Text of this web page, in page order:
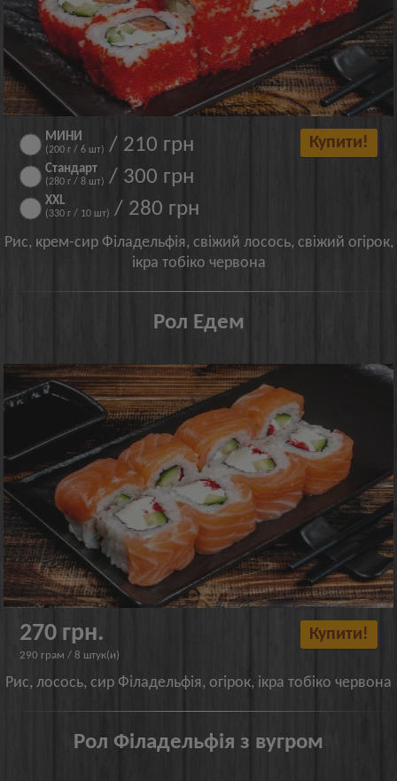
МИНИ
(200 г / 6 шт) / 210 грн
Стандарт
(280 г / 8 шт) / 300 грн
XXL
(330 г / 10 шт) / 280 грн
Купити!
Рис, крем-сир Філадельфія, свіжий лосось, свіжий огірок,
ікра тобіко червона
Рол Едем
270 грн.
290 грам / 8 штук(и)
Купити!
Рис, лосось, сир Філадельфія, огірок, ікра тобіко червона
Рол Філадельфія з вугром